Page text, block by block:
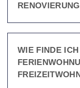
WIE FINDE